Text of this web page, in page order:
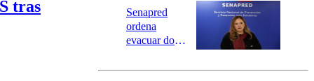
Universidad de Chile
Sustentabilidad
tras
Senapred
ordena
evacuar dos
Carahue por